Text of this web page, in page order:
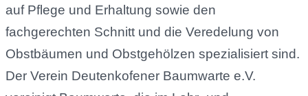
auf Pflege und Erhaltung sowie den
fachgerechten Schnitt und die Veredelung von
Obstbäumen und Obstgehölzen spezialisiert sind.
Der Verein Deutenkofener Baumwarte e.V.